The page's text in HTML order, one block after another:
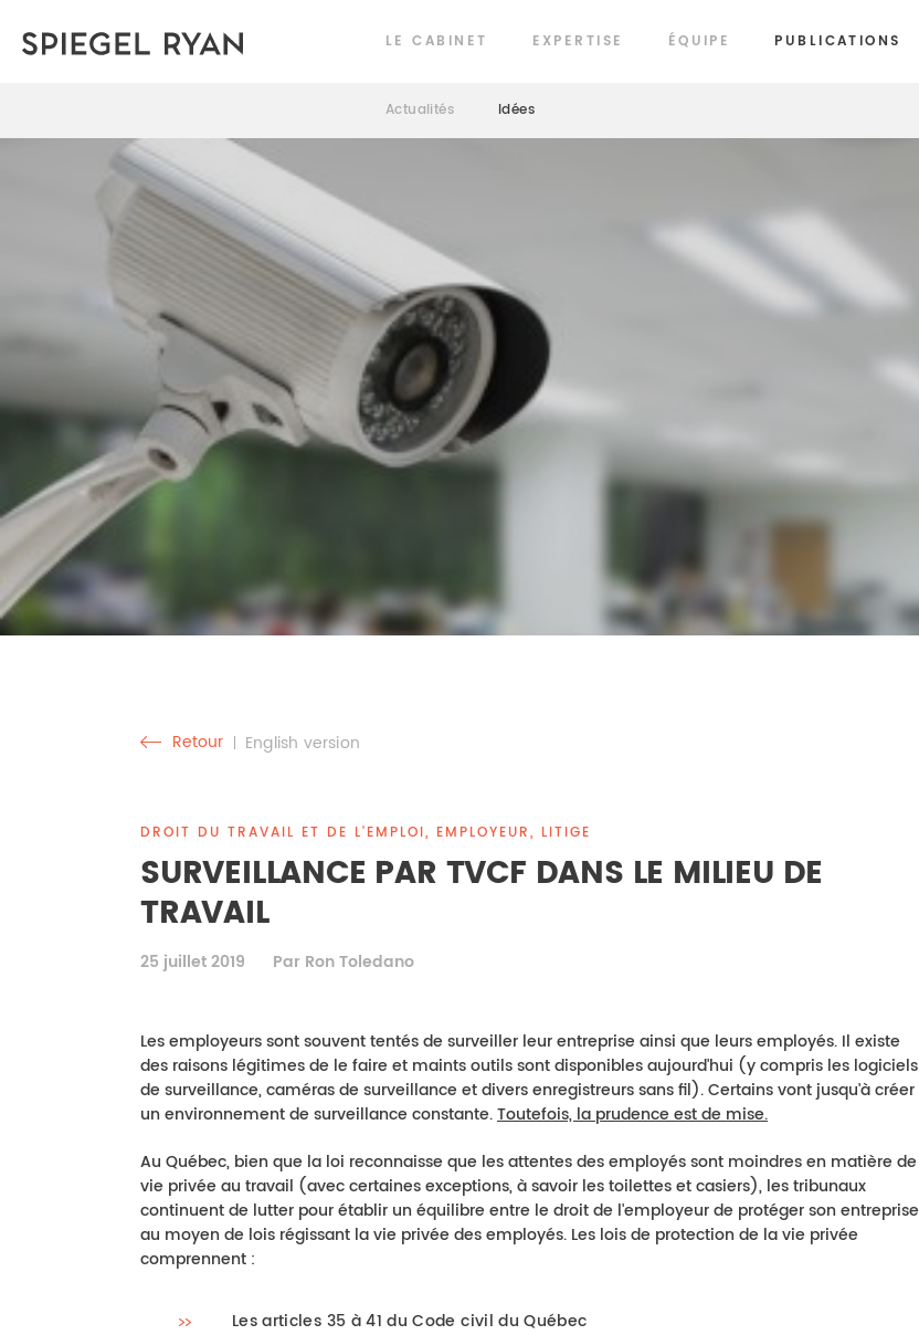
LE CABINET EXPERTISE ÉQUIPE PUBLICATIONS
Actualités Idées
Retour English version
DROIT DU TRAVAIL ET DE L'EMPLOI, EMPLOYEUR, LITIGE
SURVEILLANCE PAR TVCF DANS LE MILIEU DE
TRAVAIL
25 juillet 2019 Par Ron Toledano
Les employeurs sont souvent tentés de surveiller leur entreprise ainsi que leurs employés. Il existe
des raisons légitimes de le faire et maints outils sont disponibles aujourd'hui (y compris les logiciels
de surveillance, caméras de surveillance et divers enregistreurs sans fil). Certains vont jusqu'à créer
un environnement de surveillance constante.Toutefois, la prudence est de mise.
Au Québec, bien que la loi reconnaisse que les attentes des employés sont moindres en matière de
vie privée au travail (avec certaines exceptions, à savoir les toilettes et casiers), les tribunaux
continuent de lutter pour établir un équilibre entre le droit de l'employeur de protéger son entreprise
au moyen de lois régissant la vie privée des employés. Les lois de protection de la vie privée
comprennent :
Les articles 35 à 41 du Code civil du Québec